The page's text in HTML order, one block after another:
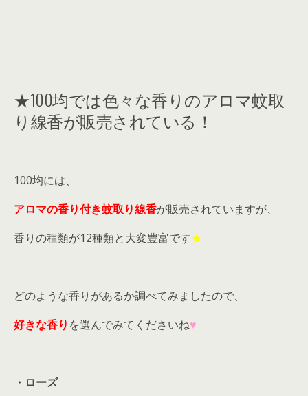
★100均では色々な香りのアロマ蚊取
り線香が販売されている！
100均には、
アロマの香り付き蚊取り線香が販売されていますが、
香りの種類が12種類と大変豊富です★
どのような香りがあるか調べてみましたので、
好きな香り を選んでみてくださいね♥
・ローズ